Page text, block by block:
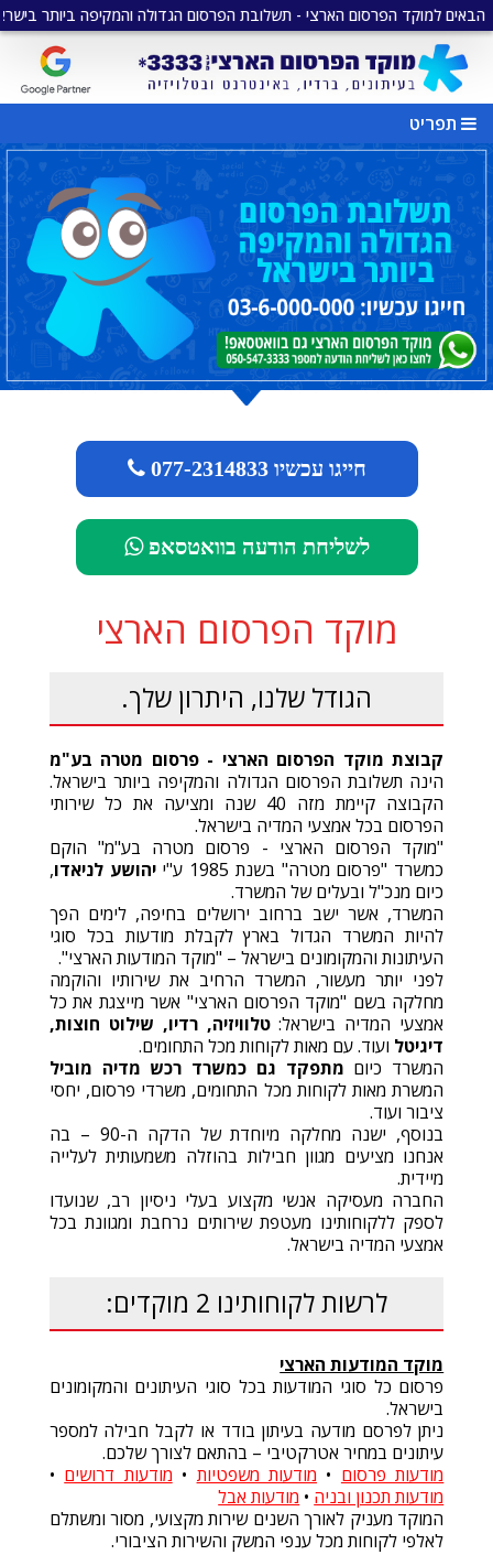
הפרסום הארצי - תשלובת הפרסום הגדולה והמקיפה ביותר בישראל •
תפריט
חייגו עכשיו 077-2314833
לשליחת הודעה בוואטסאפ
מוקד הפרסום הארצי
הגודל שלנו, היתרון שלך.
קבוצת מוקד הפרסום הארצי - פרסום מטרה בע"מ
הינה תשלובת הפרסום הגדולה והמקיפה ביותר בישראל.
הקבוצה קיימת מזה 40 שנה ומציעה את כל שירותי
הפרסום בכל אמצעי המדיה בישראל.
"מוקד הפרסום הארצי - פרסום מטרה בע"מ" הוקם
כמשרד "פרסום מטרה" בשנת 1985 ע"י
יהושע לניאדו,
כיום מנכ"ל ובעלים של המשרד.
המשרד, אשר ישב ברחוב ירושלים בחיפה, לימים הפך
להיות המשרד הגדול בארץ לקבלת מודעות בכל סוגי
העיתונות והמקומונים בישראל – "מוקד המודעות הארצי".
לפני יותר מעשור, המשרד הרחיב את שירותיו והוקמה
מחלקה בשם "מוקד הפרסום הארצי" אשר מייצגת את כל
אמצעי המדיה בישראל:טלוויזיה,רדיו, שילוט חוצות,
דיגיטל ועוד. עם מאות לקוחות מכל התחומים.
המשרד כיום מתפקד גם כמשרד רכש מדיה מוביל
המשרת מאות לקוחות מכל התחומים, משרדי פרסום, יחסי
ציבור ועוד.
בנוסף, ישנה מחלקה מיוחדת של הדקה ה-90 – בה
אנחנו מציעים מגוון חבילות בהוזלה משמעותית לעלייה
מיידית.
החברה מעסיקה אנשי מקצוע בעלי ניסיון רב, שנועדו
לספק ללקוחותינו מעטפת שירותים נרחבת ומגוונת בכל
אמצעי המדיה בישראל.
לרשות לקוחותינו 2 מוקדים:
מוקד המודעות הארצי
פרסום כל סוגי המודעות בכל סוגי העיתונים והמקומונים
בישראל.
ניתן לפרסם מודעה בעיתון בודד או לקבל חבילה למספר
עיתונים במחיר אטרקטיבי – בהתאם לצורך שלכם.
מודעות פרסום • מודעות משפטיות • מודעות דרושים •
מודעות תכנון ובניה • מודעות אבל
המוקד מעניק לאורך השנים שירות מקצועי, מסור ומשתלם
לאלפי לקוחות מכל ענפי המשק והשירות הציבורי.